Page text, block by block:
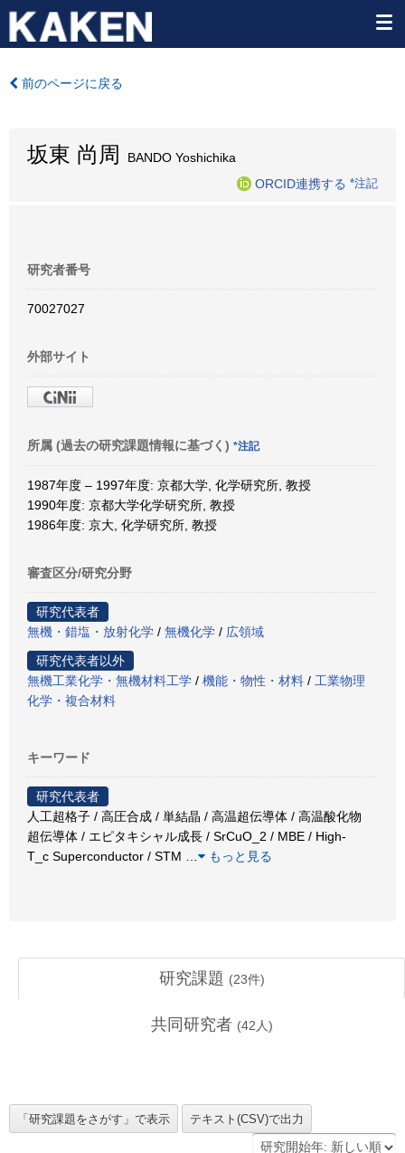
前のページに戻る
坂東 尚周
BANDO Yoshichika
ORCID連携する *注記
研究者番号
70027027
外部サイト
所属 (過去の研究課題情報に基づく) *注記
1987年度 – 1997年度: 京都大学, 化学研究所, 教授
1990年度: 京都大学化学研究所, 教授
1986年度: 京大, 化学研究所, 教授
審査区分/研究分野
研究代表者
無機・錯塩・放射化学 / 無機化学 / 広領域
研究代表者以外
無機工業化学・無機材料工学 / 機能・物性・材料 / 工業物理
化学・複合材料
キーワード
研究代表者
人工超格子 / 高圧合成 / 単結晶 / 高温超伝導体 / 高温酸化物
超伝導体 / エピタキシャル成長 / SrCuO_2 / MBE / High-
T_c Superconductor / STM
もっと見る
研究課題 (23件)
共同研究者 (42 人)